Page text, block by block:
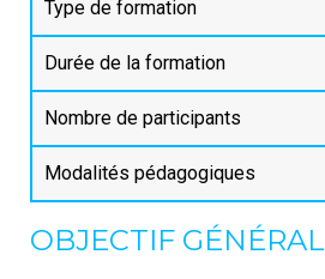
Type de formation
Durée de la formation
Nombre de participants
Modalités pédagogiques
OBJECTIF GÉNÉRAL